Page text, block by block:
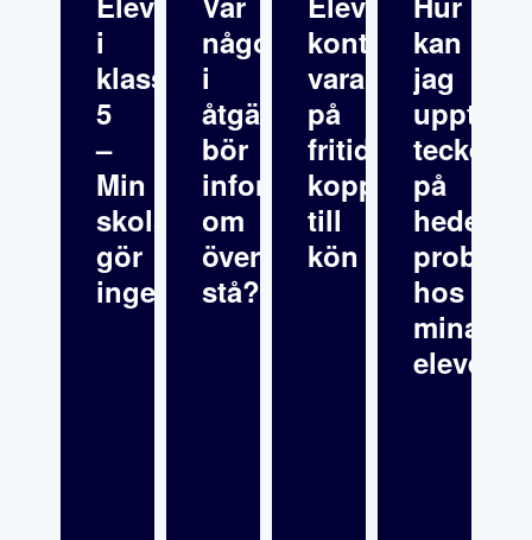
i
klass
5
–
Min
skolsköterska
gör
inget
någonstans
i
åtgärdsprogrammet
bör
informationen
om
överklagande
stå?
kontrollerar
varandra
på
fritids
kopplat
till
kön
kan
jag
tecken
på
hos
mina
elever?